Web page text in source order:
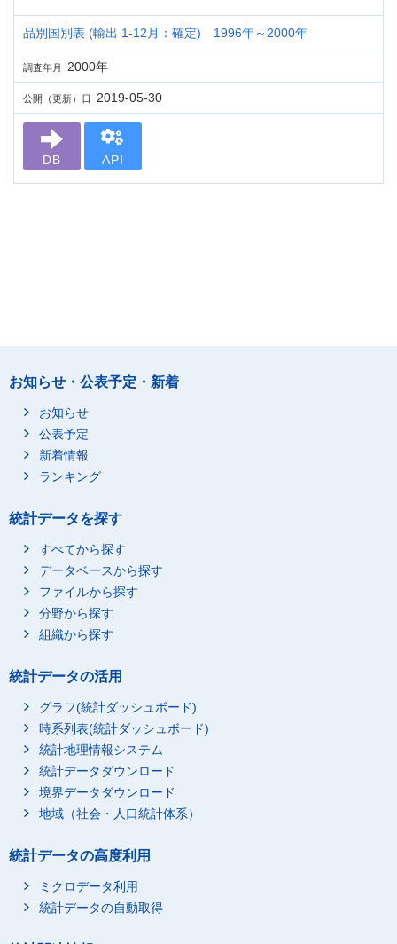
品別国別表 (輸出 1-12月：確定) 1996年～2000年
調査年月 2000年
公開（更新）日 2019-05-30
DB API
お知らせ・公表予定・新着
お知らせ
公表予定
新着情報
ランキング
統計データを探す
すべてから探す
データベースから探す
ファイルから探す
分野から探す
組織から探す
統計データの活用
グラフ(統計ダッシュボード)
時系列表(統計ダッシュボード)
統計地理情報システム
統計データダウンロード
境界データダウンロード
地域（社会・人口統計体系）
統計データの高度利用
ミクロデータ利用
統計データの自動取得